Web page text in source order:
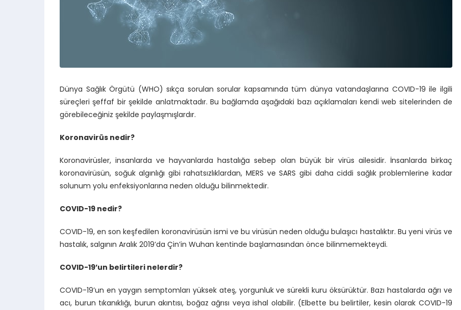
Dünya Sağlık Örgütü (WHO) sıkça sorulan sorular kapsamında tüm dünya vatandaşlarına COVID-19 ile ilgili
süreçleri şeffaf bir şekilde anlatmaktadır. Bu bağlamda aşağıdaki bazı açıklamaları kendi web sitelerinden de
görebileceğiniz şekilde paylaşmışlardır.
Koronavirüs nedir?
Koronavirüsler, insanlarda ve hayvanlarda hastalığa sebep olan büyük bir virüs ailesidir. İnsanlarda birkaç
koronavirüsün, soğuk algınlığı gibi rahatsızlıklardan, MERS ve SARS gibi daha ciddi sağlık problemlerine kadar
solunum yolu enfeksiyonlarına neden olduğu bilinmektedir.
COVID-19 nedir?
COVID-19, en son keşfedilen koronavirüsün ismi ve bu virüsün neden olduğu bulaşıcı hastalıktır. Bu yeni virüs ve
hastalık, salgının Aralık 2019’da Çin’in Wuhan kentinde başlamasından önce bilinmemekteydi.
COVID-19’un belirtileri nelerdir?
COVID-19’un en yaygın semptomları yüksek ateş, yorgunluk ve sürekli kuru öksürüktür. Bazı hastalarda ağrı ve
acı, burun tıkanıklığı, burun akıntısı, boğaz ağrısı veya ishal olabilir. (Elbette bu belirtiler, kesin olarak COVID-19